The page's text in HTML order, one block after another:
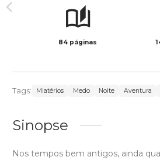
84 páginas
Tags: Miatérios Medo Noite Aventura
Sinopse
Nos tempos bem antigos, ainda